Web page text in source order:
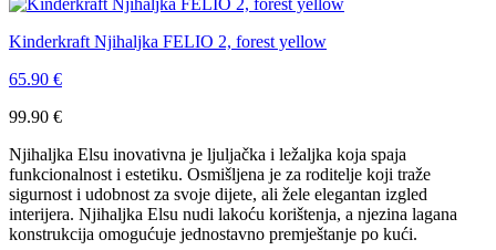
Kinderkraft Njihaljka FELIO 2, forest yellow
65.90 €
99.90 €
Njihaljka Elsu inovativna je ljuljačka i ležaljka koja spaja
funkcionalnost i estetiku. Osmišljena je za roditelje koji traže
sigurnost i udobnost za svoje dijete, ali žele elegantan izgled
interijera. Njihaljka Elsu nudi lakoću korištenja, a njezina lagana
konstrukcija omogućuje jednostavno premještanje po kući.